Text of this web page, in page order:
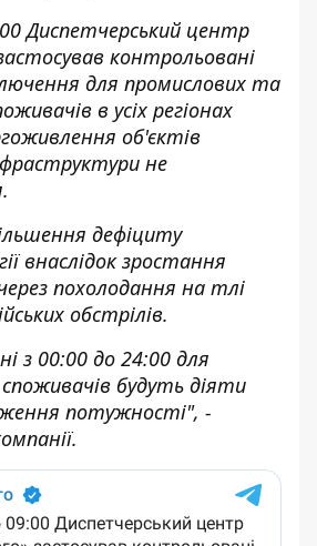
Диспетчерський центр
контрольовані
для промислових та
в усіх регіонах
об'єктів
не
дефіциту
внаслідок зростання
похолодання на тлі
обстрілів.
з 00:00 до 24:00 для
будуть діяти
потужності", -